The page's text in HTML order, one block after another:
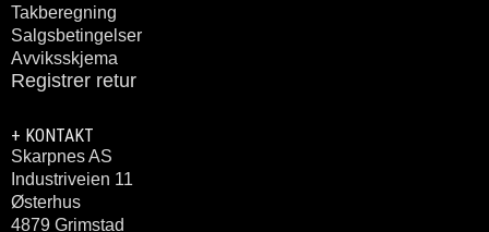
Takberegning
Salgsbetingelser
Avviksskjema
Registrer retur
+ KONTAKT
Skarpnes AS
Industriveien 11
Østerhus
4879 Grimstad